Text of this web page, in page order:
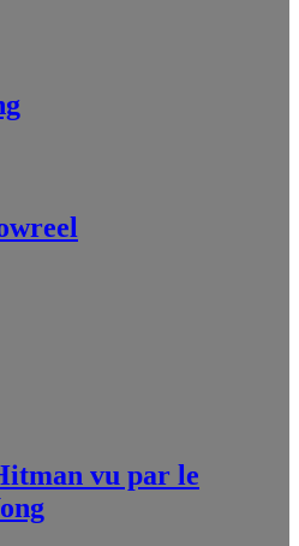
vu par le